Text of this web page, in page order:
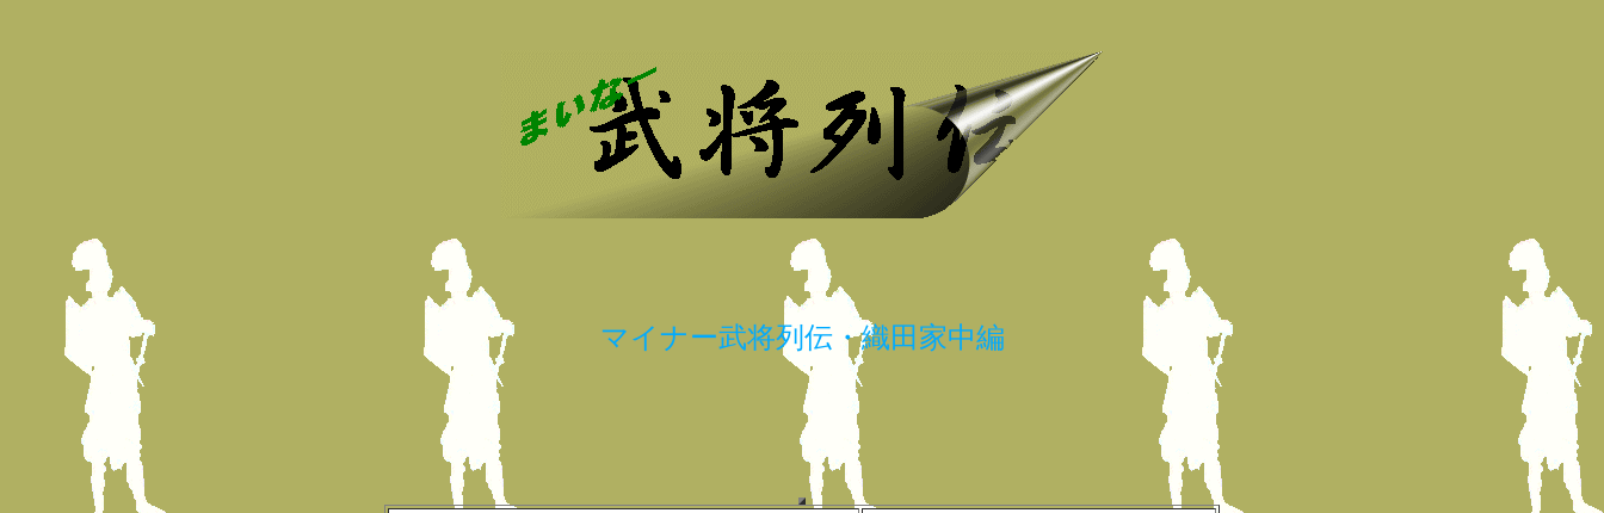
マイナー武将列伝・織田家中編